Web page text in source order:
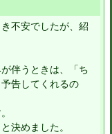
不安でしたが、紹
伴うときは、「ち
告してくれるの
決めました。